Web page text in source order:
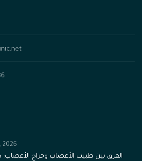
2026
الفرق بين طبيب الأعصاب وجراح الأعصاب: